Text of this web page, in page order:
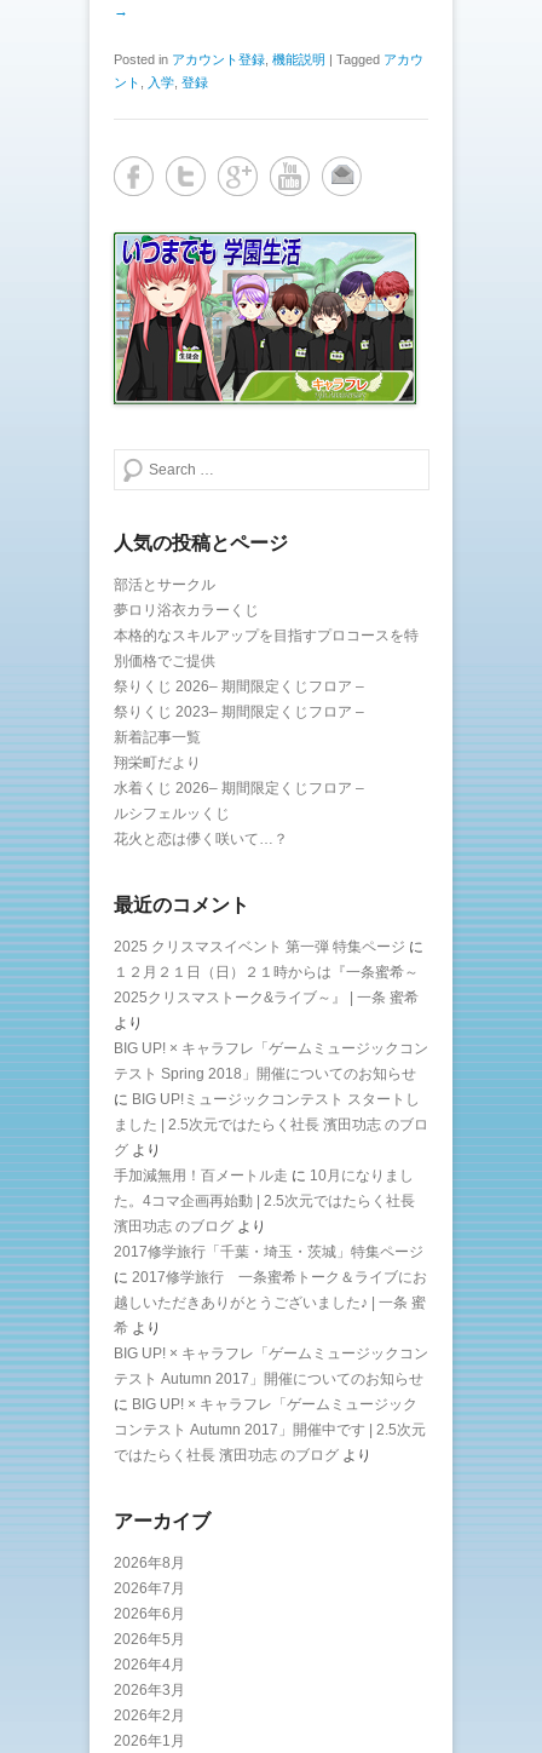
→
Posted in アカウント登録 機能説明 | Tagged アカウ
ント
入学 登録
検索する
人気の投稿とページ
部活とサークル
夢ロリ浴衣カラーくじ
本格的なスキルアップを目指すプロコースを特
別価格でご提供
祭りくじ 2026– 期間限定くじフロア –
祭りくじ 2023– 期間限定くじフロア –
新着記事一覧
翔栄町だより
水着くじ 2026– 期間限定くじフロア –
ルシフェルッくじ
花火と恋は儚く咲いて…？
最近のコメント
2025 クリスマスイベント 第一弾 特集ページ に
１２月２１日（日）２１時からは『一条蜜希～
2025クリスマストーク&ライブ～』 | 一条 蜜希
より
BIG UP! × キャラフレ「ゲームミュージックコン
テスト Spring 2018」開催についてのお知らせ
に BIG UP!ミュージックコンテスト スタートし
ました | 2.5次元ではたらく社長 濱田功志 のブロ
グ より
手加減無用！百メートル走 に 10月になりまし
た。4コマ企画再始動 | 2.5次元ではたらく社長
濱田功志 のブログ より
2017修学旅行「千葉・埼玉・茨城」特集ページ
に 2017修学旅行 一条蜜希トーク＆ライブにお
越しいただきありがとうございました♪ | 一条 蜜
希 より
BIG UP! × キャラフレ「ゲームミュージックコン
テスト Autumn 2017」開催についてのお知らせ
に BIG UP! × キャラフレ「ゲームミュージック
コンテスト Autumn 2017」開催中です | 2.5次元
ではたらく社長 濱田功志 のブログ より
アーカイブ
2026年8月
2026年7月
2026年6月
2026年5月
2026年4月
2026年3月
2026年2月
2026年1月